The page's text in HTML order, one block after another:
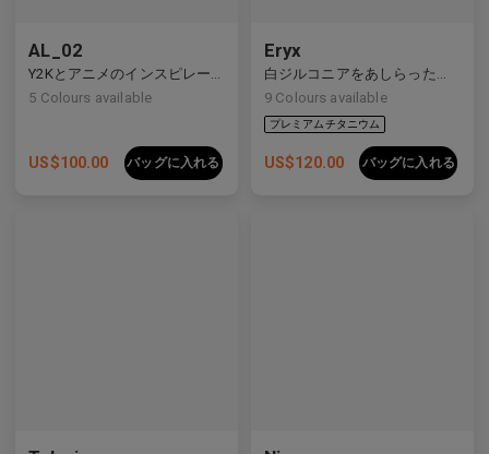
AL_02
Y2Kとアニメのインスピレーションを受けたディテールを備えた洗練されたハーフリムデザイン。
5 Colours available
US$100.00 バッグに入れる
Eryx
白ジルコニアをあしらったプレミアムチタンの長方形フレームは、前衛的なデザインと強烈な輝きを見せています。
9 Colours available
US$120.00 バッグに入れる